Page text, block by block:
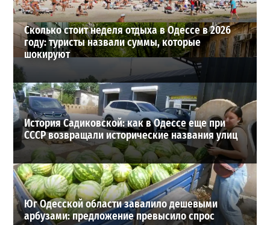
Сколько стоит неделя отдыха в Одессе в 2026
году: туристы назвали суммы, которые
шокируют
История Садиковской: как в Одессе еще при
СССР возвращали исторические названия улиц
Юг Одесской области завалило дешевыми
арбузами: предложение превысило спрос